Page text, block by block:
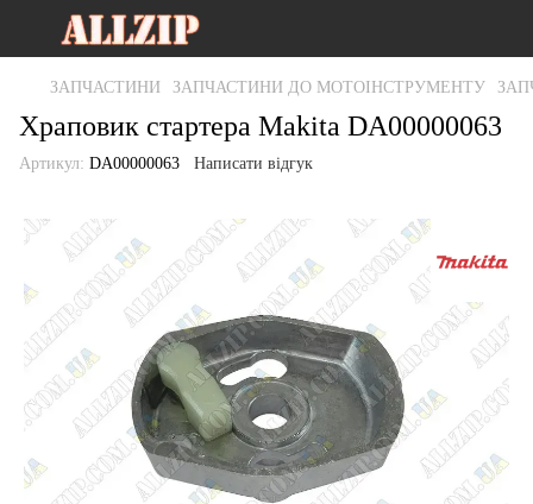
ЗАПЧАСТИНИ ЗАПЧАСТИНИ ДО МОТОІНСТРУМЕНТУ
Храповик стартера Makita DA00000063
Артикул: DA00000063 Написати відгук